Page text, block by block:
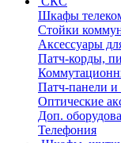
Шкафы
Стойки
Аксессуары
Патч-корды,
Патч-панели и
Оптические
Доп.
Телефония